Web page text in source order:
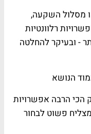
מסלול השקעה,
רלוונטיות
- ובעיקר להחלטה
הנושא
הכי הרבה אפשרויות
פשוט לבחור